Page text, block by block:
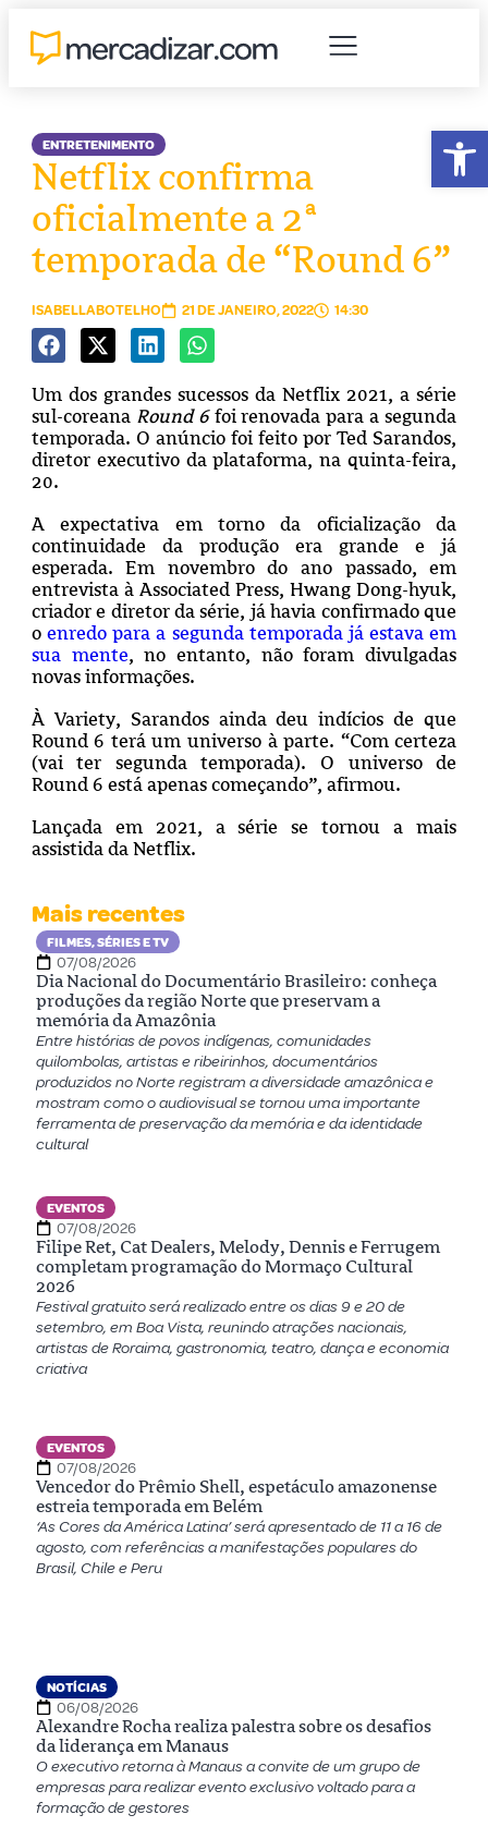
ENTRETENIMENTO
Netflix confirma
oficialmente a 2ª
temporada de “Round 6”
ISABELLABOTELHO 21 DE JANEIRO, 2022 14:30
Um dos grandes sucessos da Netflix 2021, a série
sul-coreana Round 6foi renovada para a segunda
temporada. O anúncio foi feito por Ted Sarandos,
diretor executivo da plataforma, na quinta-feira,
20.
A expectativa em torno da oficialização da
continuidade da produção era grande e já
esperada. Em novembro do ano passado, em
entrevista à Associated Press, Hwang Dong-hyuk,
criador e diretor da série, já havia confirmado que
o enredo para a segunda temporada já estava em
sua mente, no entanto, não foram divulgadas
novas informações.
À Variety, Sarandos ainda deu indícios de que
Round 6 terá um universo à parte. “Com certeza
(vai ter segunda temporada). O universo de
Round 6 está apenas começando”, afirmou.
Lançada em 2021, a série se tornou a mais
assistida da Netflix.
Mais recentes
FILMES, SÉRIES E TV
07/08/2026
Dia Nacional do Documentário Brasileiro: conheça
produções da região Norte que preservam a
memória da Amazônia
Entre histórias de povos indígenas, comunidades
quilombolas, artistas e ribeirinhos, documentários
produzidos no Norte registram a diversidade amazônica e
mostram como o audiovisual se tornou uma importante
ferramenta de preservação da memória e da identidade
cultural
EVENTOS
07/08/2026
Filipe Ret, Cat Dealers, Melody, Dennis e Ferrugem
completam programação do Mormaço Cultural
2026
Festival gratuito será realizado entre os dias 9 e 20 de
setembro, em Boa Vista, reunindo atrações nacionais,
artistas de Roraima, gastronomia, teatro, dança e economia
criativa
EVENTOS
07/08/2026
Vencedor do Prêmio Shell, espetáculo amazonense
estreia temporada em Belém
‘As Cores da América Latina’ será apresentado de 11 a 16 de
agosto, com referências a manifestações populares do
Brasil, Chile e Peru
NOTÍCIAS
06/08/2026
Alexandre Rocha realiza palestra sobre os desafios
da liderança em Manaus
O executivo retorna à Manaus a convite de um grupo de
empresas para realizar evento exclusivo voltado para a
formação de gestores